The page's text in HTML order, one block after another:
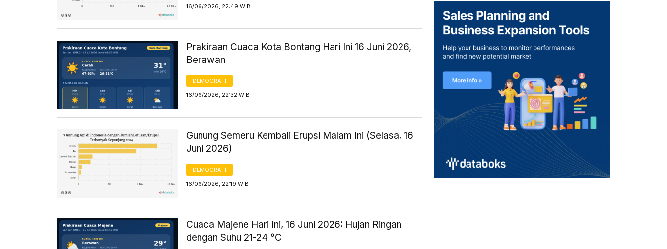
16/06/2026, 22:49 WIB
Prakiraan Cuaca Kota Bontang Hari Ini 16 Juni 2026,
Berawan
DEMOGRAFI
16/06/2026, 22:32 WIB
Gunung Semeru Kembali Erupsi Malam Ini (Selasa, 16
Juni 2026)
DEMOGRAFI
16/06/2026, 22:19 WIB
Cuaca Majene Hari Ini, 16 Juni 2026: Hujan Ringan
dengan Suhu 21-24 °C